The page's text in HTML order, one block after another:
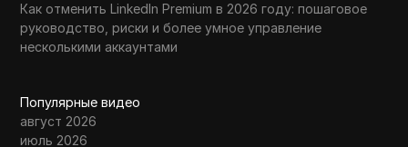
Как отменить LinkedIn Premium в 2026 году: пошаговое
руководство, риски и более умное управление
несколькими аккаунтами
Популярные видео
август 2026
июль 2026